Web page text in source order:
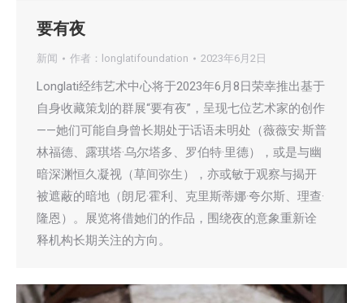
要有夜
新闻 作者： longlatifoundation 2023年6月2日
Longlati经纬艺术中心将于2023年6月8日荣幸推出基于
自身收藏策划的群展“要有夜”，呈现七位艺术家的创作
——她们可能自身曾长期处于话语未明处（薇薇安·斯普
林福德、露琪塔·乌尔塔多、罗伯特·里德），或是与幽
暗深渊恒久凝视（草间弥生），亦或敏于观察与揭开
被遮蔽的暗地（朗尼·霍利、克里斯蒂娜·夸尔斯、理查·
隆恩）。展览将借她们的作品，围绕夜的意象重新诠
释机构长期关注的方向。